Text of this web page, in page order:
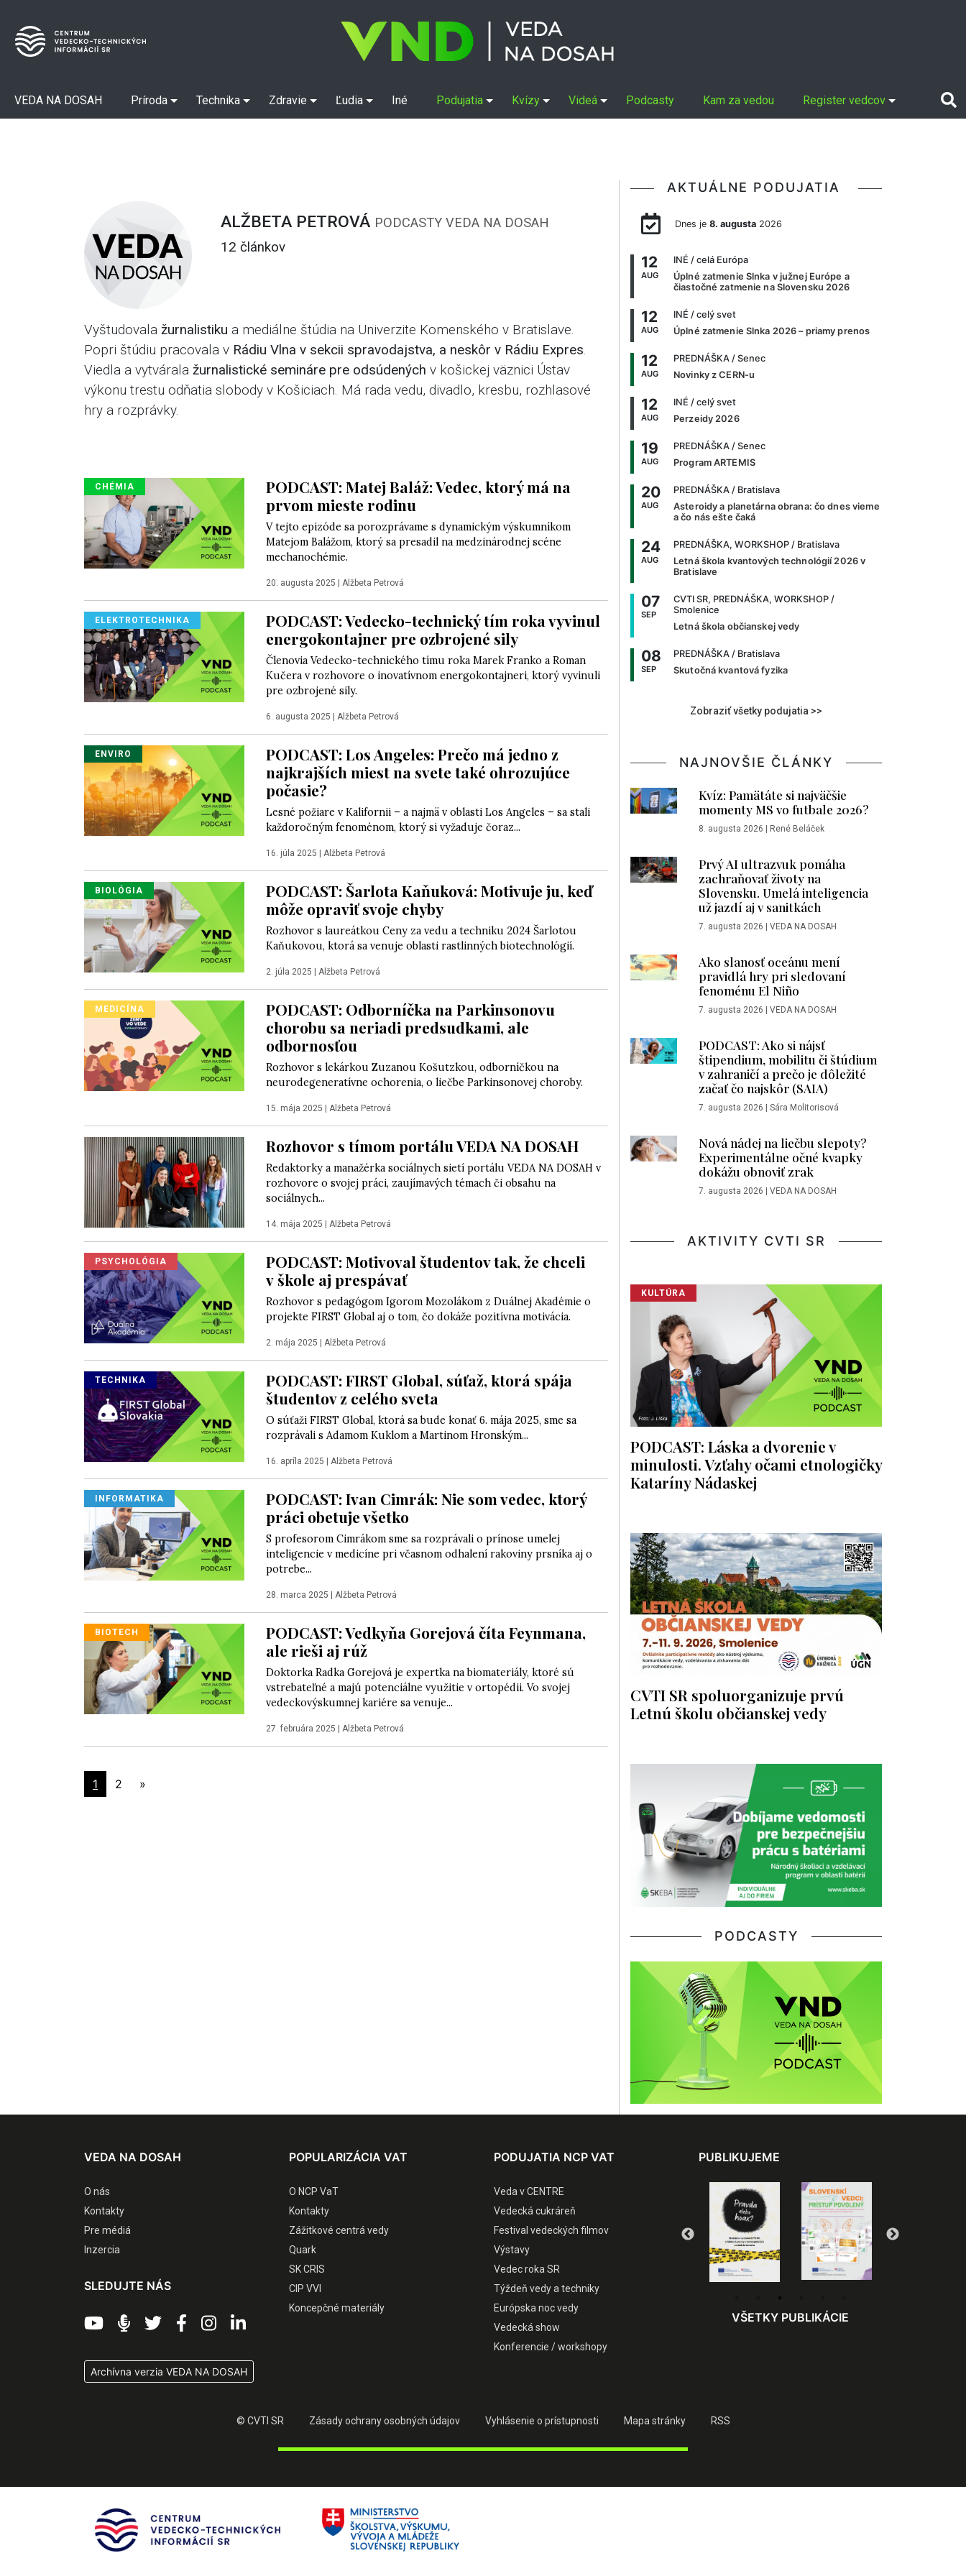
VEDA NA DOSAH Príroda Technika Zdravie Ľudia Iné Podujatia Kvízy Videá Podcasty Kam za vedou Register vedcov
ALŽBETA PETROVÁ PODCASTY VEDA NA DOSAH
12 článkov
Vyštudovala žurnalistiku a mediálne štúdia na Univerzite Komenského v Bratislave.
Popri štúdiu pracovala v Rádiu Vlna v sekcii spravodajstva, a neskôr v Rádiu Expres.
Viedla a vytvárala žurnalistické semináre pre odsúdených v košickej väznici Ústav
výkonu trestu odňatia slobody v Košiciach. Má rada vedu, divadlo, kresbu, rozhlasové
hry a rozprávky.
CHÉMIA
PODCAST: Matej Baláž: Vedec, ktorý má na
prvom mieste rodinu
V tejto epizóde sa porozprávame s dynamickým výskumníkom
Matejom Balážom, ktorý sa presadil na medzinárodnej scéne
mechanochémie.
20. augusta 2025 Alžbeta Petrová
ELEKTROTECHNIKA
PODCAST: Vedecko-technický tím roka vyvinul
energokontajner pre ozbrojené sily
Členovia Vedecko-technického tímu roka Marek Franko a Roman
Kučera v rozhovore o inovatívnom energokontajneri, ktorý vyvinuli
pre ozbrojené sily.
6. augusta 2025 Alžbeta Petrová
ENVIRO
PODCAST: Los Angeles: Prečo má jedno z
najkrajších miest na svete také ohrozujúce
počasie?
Lesné požiare v Kalifornii – a najmä v oblasti Los Angeles – sa stali
každoročným fenoménom, ktorý si vyžaduje čoraz...
16. júla 2025 Alžbeta Petrová
BIOLÓGIA
PODCAST: Šarlota Kaňuková: Motivuje ju, keď
môže opraviť svoje chyby
Rozhovor s laureátkou Ceny za vedu a techniku 2024 Šarlotou
Kaňukovou, ktorá sa venuje oblasti rastlinných biotechnológií.
2. júla 2025 Alžbeta Petrová
MEDICÍNA
PODCAST: Odborníčka na Parkinsonovu
chorobu sa neriadi predsudkami, ale
odbornosťou
Rozhovor s lekárkou Zuzanou Košutzkou, odborníčkou na
neurodegeneratívne ochorenia, o liečbe Parkinsonovej choroby.
15. mája 2025 Alžbeta Petrová
Rozhovor s tímom portálu VEDA NA DOSAH
Redaktorky a manažérka sociálnych sietí portálu VEDA NA DOSAH v
rozhovore o svojej práci, zaujímavých témach či obsahu na
sociálnych...
14. mája 2025 Alžbeta Petrová
PSYCHOLÓGIA
PODCAST: Motivoval študentov tak, že chceli
v škole aj prespávať
Rozhovor s pedagógom Igorom Mozolákom z Duálnej Akadémie o
projekte FIRST Global aj o tom, čo dokáže pozitívna motivácia.
2. mája 2025 Alžbeta Petrová
TECHNIKA
PODCAST: FIRST Global, súťaž, ktorá spája
študentov z celého sveta
O súťaži FIRST Global, ktorá sa bude konať 6. mája 2025, sme sa
rozprávali s Adamom Kuklom a Martinom Hronským...
16. apríla 2025 Alžbeta Petrová
INFORMATIKA
PODCAST: Ivan Cimrák: Nie som vedec, ktorý
práci obetuje všetko
S profesorom Cimrákom sme sa rozprávali o prínose umelej
inteligencie v medicíne pri včasnom odhalení rakoviny prsníka aj o
potrebe...
28. marca 2025 Alžbeta Petrová
BIOTECH
PODCAST: Vedkyňa Gorejová číta Feynmana,
ale rieši aj rúž
Doktorka Radka Gorejová je expertka na biomateriály, ktoré sú
vstrebateľné a majú potenciálne využitie v ortopédii. Vo svojej
vedeckovýskumnej kariére sa venuje...
27. februára 2025 Alžbeta Petrová
1 2 »
AKTUÁLNE PODUJATIA
Dnes je 8. augusta2026
12
AUG
INÉ / celá Európa
Úplné zatmenie Slnka v južnej Európe a
čiastočné zatmenie na Slovensku 2026
12
AUG
INÉ / celý svet
Úplné zatmenie Slnka 2026 – priamy prenos
12
AUG
PREDNÁŠKA / Senec
Novinky z CERN-u
12
AUG
INÉ / celý svet
Perzeidy 2026
19
AUG
PREDNÁŠKA / Senec
Program ARTEMIS
20
AUG
PREDNÁŠKA / Bratislava
Asteroidy a planetárna obrana: čo dnes vieme
a čo nás ešte čaká
24
AUG
PREDNÁŠKA, WORKSHOP / Bratislava
Letná škola kvantových technológií 2026 v
Bratislave
07
SEP
CVTI SR, PREDNÁŠKA, WORKSHOP /
Smolenice
Letná škola občianskej vedy
08
SEP
PREDNÁŠKA / Bratislava
Skutočná kvantová fyzika
Zobraziť všetky podujatia >>
NAJNOVŠIE ČLÁNKY
Kvíz: Pamätáte si najväčšie
momenty MS vo futbale 2026?
8. augusta 2026 | René Beláček
Prvý AI ultrazvuk pomáha
zachraňovať životy na
Slovensku. Umelá inteligencia
už jazdí aj v sanitkách
7. augusta 2026 | VEDA NA DOSAH
Ako slanosť oceánu mení
pravidlá hry pri sledovaní
fenoménu El Niño
7. augusta 2026 | VEDA NA DOSAH
PODCAST: Ako si nájsť
štipendium, mobilitu či štúdium
v zahraničí a prečo je dôležité
začať čo najskôr (SAIA)
7. augusta 2026 | Sára Molitorisová
Nová nádej na liečbu slepoty?
Experimentálne očné kvapky
dokážu obnoviť zrak
7. augusta 2026 | VEDA NA DOSAH
AKTIVITY CVTI SR
KULTÚRA
PODCAST: Láska a dvorenie v
minulosti. Vzťahy očami etnologičky
Kataríny Nádaskej
CVTI SR spoluorganizuje prvú
Letnú školu občianskej vedy
PODCASTY
VEDA NA DOSAH
O nás
Kontakty
Pre médiá
Inzercia
SLEDUJTE NÁS
Archívna verzia VEDA NA DOSAH
POPULARIZÁCIA VAT
O NCP VaT
Kontakty
Zážitkové centrá vedy
Quark
SK CRIS
CIP VVI
Koncepčné materiály
PODUJATIA NCP VAT
Veda v CENTRE
Vedecká cukráreň
Festival vedeckých filmov
Výstavy
Vedec roka SR
Týždeň vedy a techniky
Európska noc vedy
Vedecká show
Konferencie / workshopy
PUBLIKUJEME
VŠETKY PUBLIKÁCIE
© CVTI SR Zásady ochrany osobných údajov Vyhlásenie o prístupnosti Mapa stránky RSS